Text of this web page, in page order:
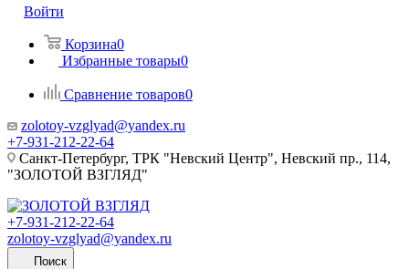
Войти
Корзина0
Избранные товары0
Сравнение товаров0
zolotoy-vzglyad@yandex.ru
+7-931-212-22-64
Санкт-Петербург, ТРК "Невский Центр", Невский пр., 114,
"ЗОЛОТОЙ ВЗГЛЯД"
+7-931-212-22-64
zolotoy-vzglyad@yandex.ru
Поиск